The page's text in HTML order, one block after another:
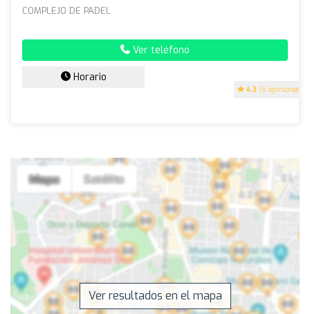
4.3 (6 opiniones)
COMPLEJO DE PADEL
Ver teléfono
Horario
Ver resultados en el mapa